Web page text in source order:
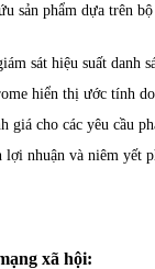
sản phẩm dựa trên
sát hiệu suất danh
hiển thị ước tính
giá cho các yêu cầu
lợi nhuận và niêm yết
xã hội: